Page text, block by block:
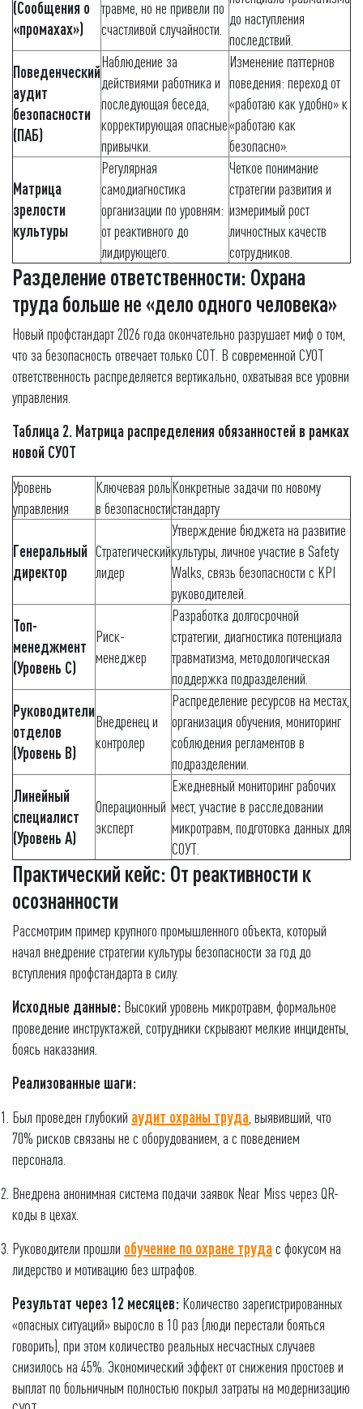
(Сообщения о
«промахах»)
травме, но не привели по
счастливой случайности.
до наступления
последствий.
Поведенческий
аудит
безопасности
(ПАБ)
Наблюдение за
действиями работника и
последующая беседа,
корректирующая опасные
привычки.
Изменение паттернов
поведения: переход от
«работаю как удобно» к
«работаю как
безопасно».
Матрица
зрелости
культуры
Регулярная
самодиагностика
организации по уровням:
от реактивного до
лидирующего.
Четкое понимание
стратегии развития и
измеримый рост
личностных качеств
сотрудников.
Разделение ответственности: Охрана
труда больше не «дело одного человека»
Новый профстандарт 2026 года окончательно разрушает миф о том,
что за безопасность отвечает только СОТ. В современной СУОТ
ответственность распределяется вертикально, охватывая все уровни
управления.
Таблица 2. Матрица распределения обязанностей в рамках
новой СУОТ
Уровень
управления
Ключевая роль
в безопасности
Конкретные задачи по новому
стандарту
Генеральный
директор
Стратегический
лидер
Утверждение бюджета на развитие
культуры, личное участие в Safety
Walks, связь безопасности с KPI
руководителей.
Топ-
менеджмент
(Уровень С)
Риск-
менеджер
Разработка долгосрочной
стратегии, диагностика потенциала
травматизма, методологическая
поддержка подразделений.
Руководители
отделов
(Уровень B)
Внедренец и
контролер
Распределение ресурсов на местах,
организация обучения, мониторинг
соблюдения регламентов в
подразделении.
Линейный
специалист
(Уровень A)
Операционный
эксперт
Ежедневный мониторинг рабочих
мест, участие в расследовании
микротравм, подготовка данных для
СОУТ.
Практический кейс: От реактивности к
осознанности
Рассмотрим пример крупного промышленного объекта, который
начал внедрение стратегии культуры безопасности за год до
вступления профстандарта в силу.
Исходные данные: Высокий уровень микротравм, формальное
проведение инструктажей, сотрудники скрывают мелкие инциденты,
боясь наказания.
Реализованные шаги:
Был проведен глубокий аудит охраны труда , выявивший, что
70% рисков связаны не с оборудованием, а с поведением
персонала.
Внедрена анонимная система подачи заявок Near Miss через QR-
коды в цехах.
Руководители прошли обучение по охране трудас фокусом на
лидерство и мотивацию без штрафов.
Результат через 12 месяцев: Количество зарегистрированных
«опасных ситуаций» выросло в 10 раз (люди перестали бояться
говорить), при этом количество реальных несчастных случаев
снизилось на 45%. Экономический эффект от снижения простоев и
выплат по больничным полностью покрыл затраты на модернизацию